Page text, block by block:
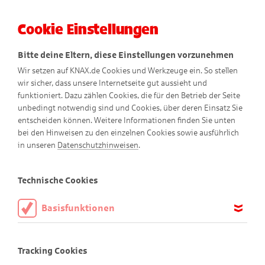
Wurfspiel
Cookie Einstellungen
Bitte deine Eltern, diese Einstellungen vorzunehmen
Wir setzen auf KNAX.de Cookies und Werkzeuge ein. So stellen
wir sicher, dass unsere Internetseite gut aussieht und
funktioniert. Dazu zählen Cookies, die für den Betrieb der Seite
unbedingt notwendig sind und Cookies, über deren Einsatz Sie
entscheiden können. Weitere Informationen finden Sie unten
bei den Hinweisen zu den einzelnen Cookies sowie ausführlich
in unseren Datenschutzhinweisen.
Technische Cookies
Basisfunktionen
aktiviert sein.
Tracking Cookies